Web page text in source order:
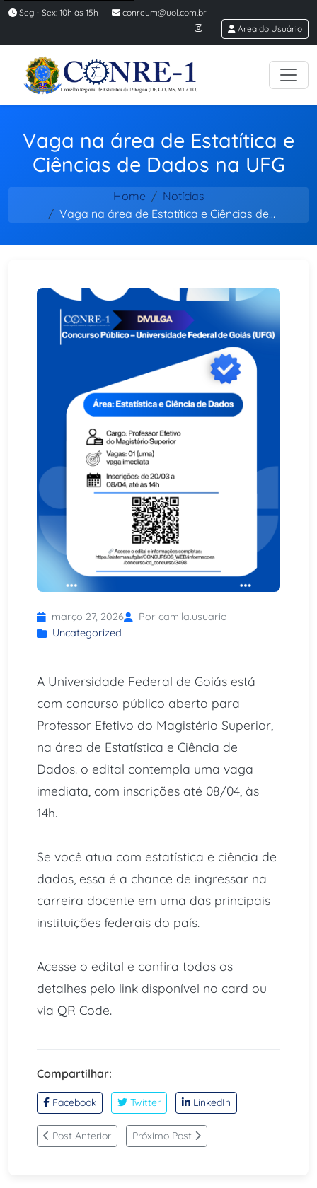
Seg - Sex: 10h às 15h
conreum@uol.com.br
Área do Usuário
Vaga na área de Estatítica e
Ciências de Dados na UFG
Home
Notícias
Vaga na área de Estatítica e Ciências de…
março 27, 2026
Por camila.usuario
Uncategorized
A Universidade Federal de Goiás está
com concurso público aberto para
Professor Efetivo do Magistério Superior,
na área de Estatística e Ciência de
Dados. o edital contempla uma vaga
imediata, com inscrições até 08/04, às
14h.
Se você atua com estatística e ciência de
dados, essa é a chance de ingressar na
carreira docente em uma das principais
instituições federais do país.
Acesse o edital e confira todos os
detalhes pelo link disponível no card ou
via QR Code.
Compartilhar:
Facebook Twitter LinkedIn
Post Anterior Próximo Post